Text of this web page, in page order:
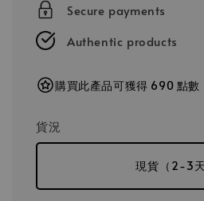
Secure payments
Authentic products
購買此產品可獲得 690 點數
貨況
現貨（2-3天